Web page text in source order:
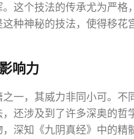
这个技法的传承尤为严格
种神秘的技法，使得移花
响力
一，其威力非同小可。不
还涉及到了许多深奥的哲
深知《九阴真经》中的精